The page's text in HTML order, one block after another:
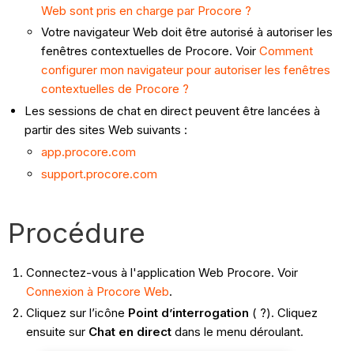
Web sont pris en charge par Procore ?
Votre navigateur Web doit être autorisé à autoriser les
fenêtres contextuelles de Procore. VoirComment
configurer mon navigateur pour autoriser les fenêtres
contextuelles de Procore ?
Les sessions de chat en direct peuvent être lancées à
partir des sites Web suivants :
app.procore.com
support.procore.com
Procédure
Connectez-vous à l'application Web Procore. Voir
Connexion à Procore Web.
Cliquez sur l’icône Point d’interrogation ( ?). Cliquez
ensuite sur Chat en directdans le menu déroulant.